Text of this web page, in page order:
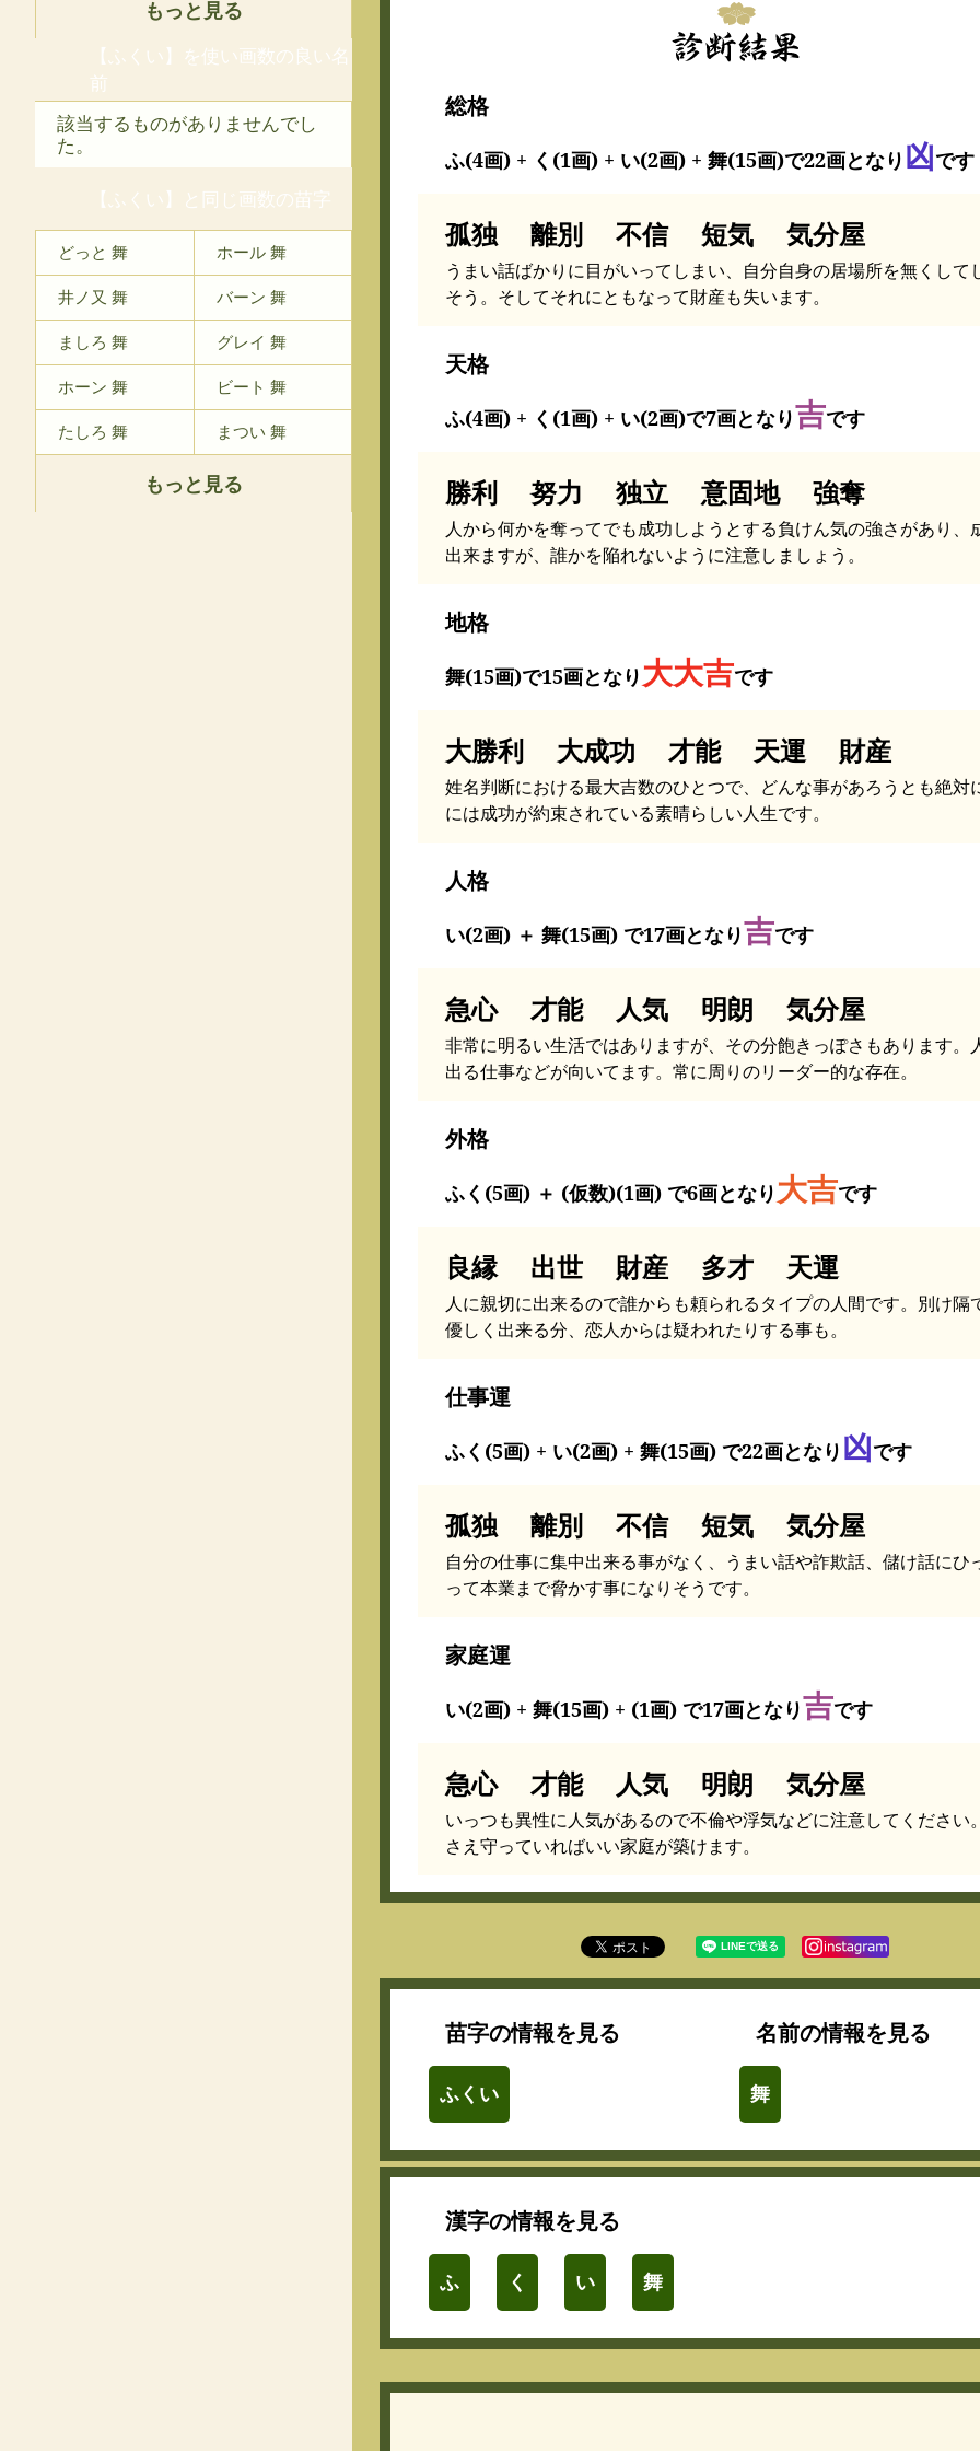
もっと見る
【ふくい】を使い画数の良い名
前
該当するものがありませんでし
た。
【ふくい】と同じ画数の苗字
どっと 舞 ホール 舞
井ノ又 舞 バーン 舞
ましろ 舞 グレイ 舞
ホーン 舞 ビート 舞
たしろ 舞 まつい 舞
もっと見る
総格
ふ(4画) + く(1画) + い(2画) + 舞(15画)で22画となり 凶です
孤独 離別 不信 短気 気分屋
うまい話ばかりに目がいってしまい、自分自身の居場所を無くして
そう。そしてそれにともなって財産も失います。
天格
ふ(4画) + く(1画) + い(2画)で7画となり吉です
勝利 努力 独立 意固地 強奪
人から何かを奪ってでも成功しようとする負けん気の強さがあり、
出来ますが、誰かを陥れないように注意しましょう。
地格
舞(15画)で15画となり 大大吉です
大勝利 大成功 才能 天運 財産
姓名判断における最大吉数のひとつで、どんな事があろうとも絶対
には成功が約束されている素晴らしい人生です。
人格
い(2画) ＋ 舞(15画) で17画となり吉です
急心 才能 人気 明朗 気分屋
非常に明るい生活ではありますが、その分飽きっぽさもあります。
出る仕事などが向いてます。常に周りのリーダー的な存在。
外格
ふく(5画) ＋ (仮数)(1画) で6画となり 大吉です
良縁 出世 財産 多才 天運
人に親切に出来るので誰からも頼られるタイプの人間です。別け隔
優しく出来る分、恋人からは疑われたりする事も。
仕事運
ふく(5画) + い(2画) + 舞(15画) で22画となり 凶です
孤独 離別 不信 短気 気分屋
自分の仕事に集中出来る事がなく、うまい話や詐欺話、儲け話にひ
って本業まで脅かす事になりそうです。
家庭運
い(2画) + 舞(15画) + (1画) で17画となり吉です
急心 才能 人気 明朗 気分屋
いっつも異性に人気があるので不倫や浮気などに注意してください
さえ守っていればいい家庭が築けます。
苗字の情報を見る
ふくい
名前の情報を見る
舞
漢字の情報を見る
ふ く い 舞